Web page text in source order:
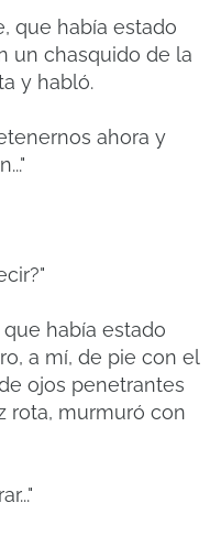
que había estado
un chasquido de la
y habló.
ahora y
había estado
a mí, de pie con el
ojos penetrantes
rota, murmuró con